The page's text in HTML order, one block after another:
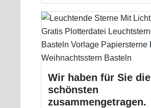
Wir haben für Sie die
schönsten
zusammengetragen.